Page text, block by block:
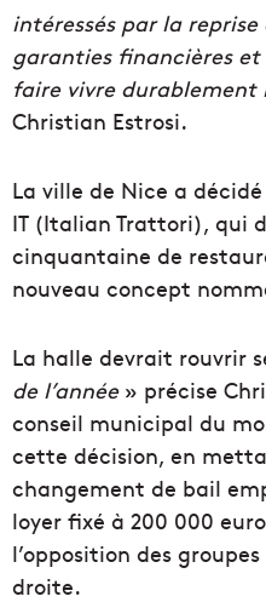
intéressés par la
garanties financières et
faire vivre durablement
Christian Estrosi.
La ville de Nice a
IT (Italian Trattori), qui
cinquantaine de
nouveau concept
La halle devrait rouvrir
de l’année» précise
conseil municipal du
cette décision, en
changement de bail
loyer fixé à 200 000
l’opposition des
droite.